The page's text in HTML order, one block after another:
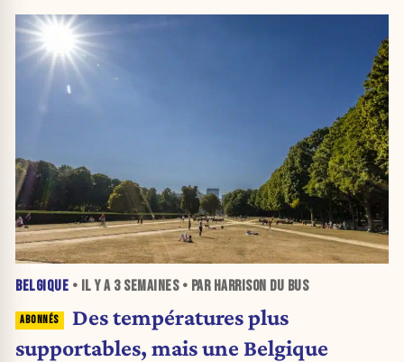
BELGIQUE • IL Y A 3 SEMAINES• PAR HARRISON DU BUS
Des températures plus
supportables, mais une Belgique